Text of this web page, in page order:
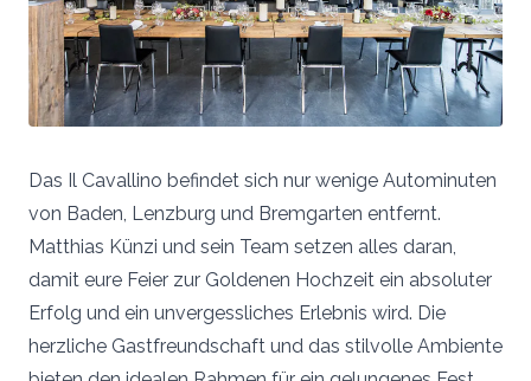
Das Il Cavallino befindet sich nur wenige Autominuten
von Baden, Lenzburg und Bremgarten entfernt.
Matthias Künzi und sein Team setzen alles daran,
damit eure Feier zur Goldenen Hochzeit ein absoluter
Erfolg und ein unvergessliches Erlebnis wird. Die
herzliche Gastfreundschaft und das stilvolle Ambiente